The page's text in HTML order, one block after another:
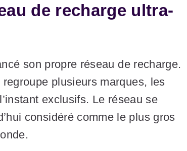
de recharge ultra-
son propre réseau de recharge.
plusieurs marques, les
exclusifs. Le réseau se
considéré comme le plus gros